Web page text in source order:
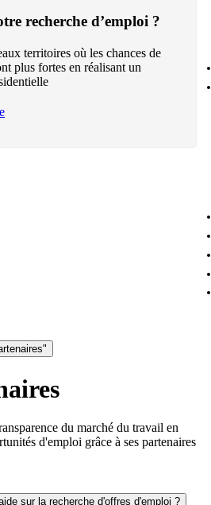
recherche d’emploi ?
territoires où les chances de
plus fortes en réalisant un
du marché du travail en
d'emploi grâce à ses partenaires
sur la recherche d'offres d'emploi ?